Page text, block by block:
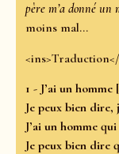
père m’a donné un
moins mal...
1 - J’ai un
Je peux bien
J’ai un homme
Je peux bien dire